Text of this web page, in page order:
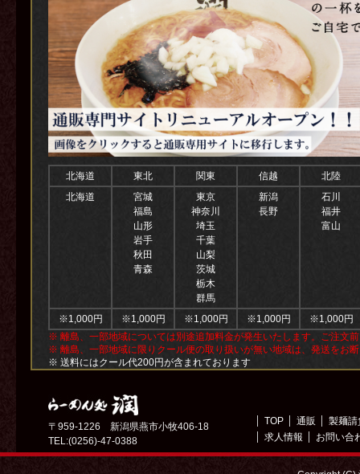
北海道 東北 関東 信越
北陸
北海道
宮城
福島
山形
岩手
秋田
青森
東京
神奈川
埼玉
千葉
山梨
茨城
栃木
群馬
新潟
長野
石川
福井
富山
※1,000円 ※1,000円 ※1,000円 ※1,000円
※1,000円
※ 離島、一部地域については別途追加料金が発生いたします。ご注文
※ 離島、一部地域に限りクール便の取り扱いが無い地域は、発送をお
※ 送料にはクール代200円が含まれております
〒959-1226 新潟県燕市小牧406-18
TEL:(0256)-47-0388
TOP 通販
製麺請
求人情報
お問い合